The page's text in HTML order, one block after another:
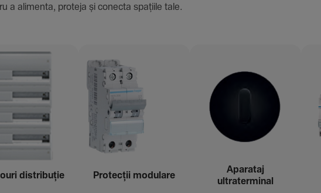
a alimenta, proteja și conecta spațiile tale.
distribuție Protecții modu­lare
Aparataj
ultraterminal